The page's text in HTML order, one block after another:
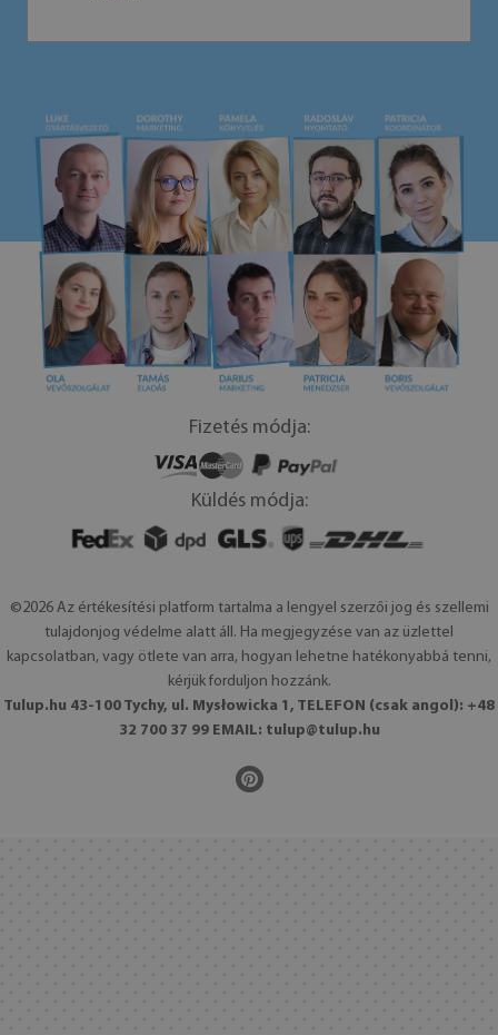
Fizetés módja:
Küldés módja:
©2026 Az értékesítési platform tartalma a lengyel szerzői jog és szellemi
tulajdonjog védelme alatt áll. Ha megjegyzése van az üzlettel
kapcsolatban, vagy ötlete van arra, hogyan lehetne hatékonyabbá tenni,
kérjük forduljon hozzánk.
Tulup.hu 43-100 Tychy, ul. Mysłowicka 1, TELEFON (csak angol): +48
32 700 37 99 EMAIL: tulup@tulup.hu